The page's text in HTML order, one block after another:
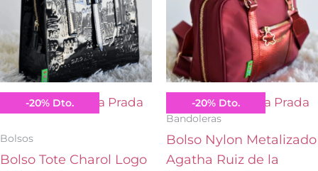
-20% Dto.
Agatha Ruiz de la Prada
Bolsos
Bolso Tote Charol Logo
75.60 €.60.48 €.
-20% Dto.
Agatha Ruiz de la Prada
Bandoleras
Bolso Nylon Metalizado
Agatha Ruiz de la
70.80 €.